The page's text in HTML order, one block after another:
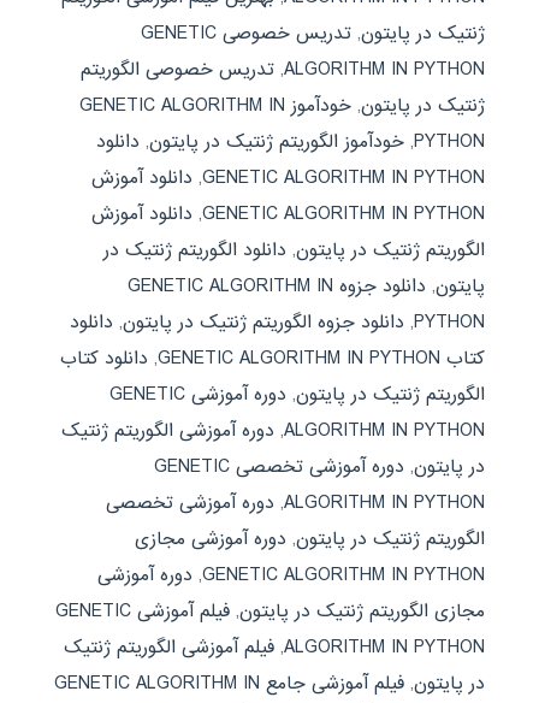
ژنتیک در پایتون,
تدریس خصوصی GENETIC
ALGORITHM IN PYTHON
, تدریس خصوصی الگوریتم
ژنتیک در پایتون,
خودآموز GENETIC ALGORITHM IN
PYTHON
, خودآموز الگوریتم ژنتیک در پایتون, دانلود
GENETIC ALGORITHM IN PYTHON
, دانلود آموزش
GENETIC ALGORITHM IN PYTHON
, دانلود آموزش
الگوریتم ژنتیک در پایتون, دانلود الگوریتم ژنتیک در
پایتون,
دانلود جزوه GENETIC ALGORITHM IN
PYTHON
, دانلود جزوه الگوریتم ژنتیک در پایتون, دانلود
کتاب GENETIC ALGORITHM IN PYTHON
, دانلود کتاب
الگوریتم ژنتیک در پایتون,
دوره آموزشی GENETIC
ALGORITHM IN PYTHON
, دوره آموزشی الگوریتم ژنتیک
در پایتون,
دوره آموزشی تخصصی GENETIC
ALGORITHM IN PYTHON
, دوره آموزشی تخصصی
الگوریتم ژنتیک در پایتون, دوره آموزشی مجازی
GENETIC ALGORITHM IN PYTHON
, دوره آموزشی
مجازی الگوریتم ژنتیک در پایتون,
فیلم آموزشی GENETIC
ALGORITHM IN PYTHON
, فیلم آموزشی الگوریتم ژنتیک
در پایتون,
فیلم آموزشی جامع GENETIC ALGORITHM IN